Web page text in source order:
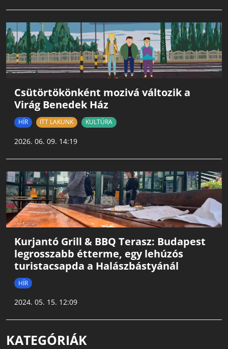
Csütörtökönként mozivá változik a
Virág Benedek Ház
HÍR ITT LAKUNK KULTÚRA
2026. 06. 09. 14:19
Kurjantó Grill & BBQ Terasz: Budapest
legrosszabb étterme, egy lehúzós
turistacsapda a Halászbástyánál
HÍR
2024. 05. 15. 12:09
KATEGÓRIÁK